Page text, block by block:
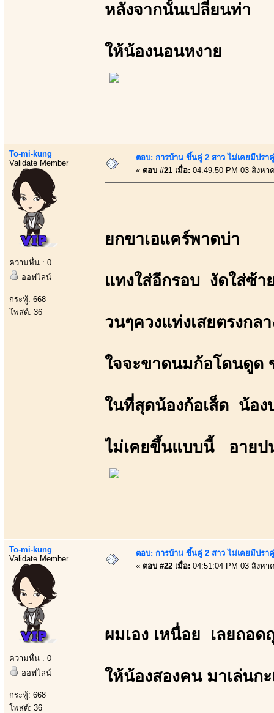
หลังจากนั้นเปลี่ยนท่า
ให้น้องนอนหงาย
To-mi-kung
Validate Member
ความหื่น : 0
ออฟไลน์
กระทู้: 668
โพสต์: 36
ตอบ: การบ้าน ขึ้นคู่ 2 สาว ไม่เคยมีปร
« ตอบ #21 เมื่อ: 04:49:50 PM 03 สิงหา
ยกขาเอแคร์พาดบ่า
แทงใส่อีกรอบ งัดใส่ซ้า
วนๆควงแท่งเสยตรงกล
ใจจะขาดนมก้อโดนดูด
ในที่สุดน้องก้อเส็ด น้อง
ไม่เคยขึ้นแบบนี้ อายป
To-mi-kung
Validate Member
ความหื่น : 0
ออฟไลน์
กระทู้: 668
โพสต์: 36
ตอบ: การบ้าน ขึ้นคู่ 2 สาว ไม่เคยมีปร
« ตอบ #22 เมื่อ: 04:51:04 PM 03 สิงหา
ผมเอง เหนื่อย เลยถอด
ให้น้องสองคน มาเล่นก